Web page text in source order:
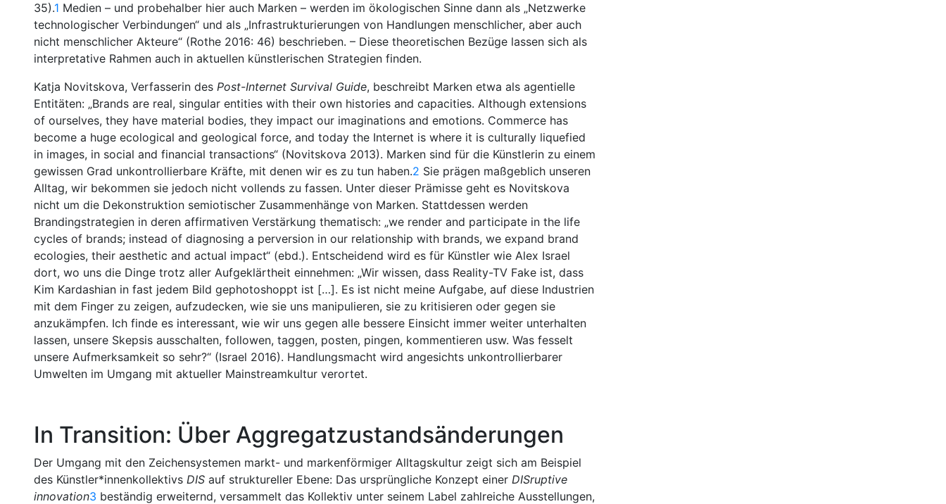
35).1 Medien – und probehalber hier auch Marken – werden im ökologischen Sinne dann als „Netzwerke
technologischer Verbindungen“ und als „Infrastrukturierungen von Handlungen menschlicher, aber auch
nicht menschlicher Akteure“ (Rothe 2016: 46) beschrieben. – Diese theoretischen Bezüge lassen sich als
interpretative Rahmen auch in aktuellen künstlerischen Strategien finden.
Katja Novitskova, Verfasserin des Post-Internet Survival Guide, beschreibt Marken etwa als agentielle
Entitäten: „Brands are real, singular entities with their own histories and capacities. Although extensions
of ourselves, they have material bodies, they impact our imaginations and emotions. Commerce has
become a huge ecological and geological force, and today the Internet is where it is culturally liquefied
in images, in social and financial transactions“ (Novitskova 2013). Marken sind für die Künstlerin zu einem
gewissen Grad unkontrollierbare Kräfte, mit denen wir es zu tun haben.2 Sie prägen maßgeblich unseren
Alltag, wir bekommen sie jedoch nicht vollends zu fassen. Unter dieser Prämisse geht es Novitskova
nicht um die Dekonstruktion semiotischer Zusammenhänge von Marken. Stattdessen werden
Brandingstrategien in deren affirmativen Verstärkung thematisch: „we render and participate in the life
cycles of brands; instead of diagnosing a perversion in our relationship with brands, we expand brand
ecologies, their aesthetic and actual impact“ (ebd.). Entscheidend wird es für Künstler wie Alex Israel
dort, wo uns die Dinge trotz aller Aufgeklärtheit einnehmen: „Wir wissen, dass Reality-TV Fake ist, dass
Kim Kardashian in fast jedem Bild gephotoshoppt ist […]. Es ist nicht meine Aufgabe, auf diese Industrien
mit dem Finger zu zeigen, aufzudecken, wie sie uns manipulieren, sie zu kritisieren oder gegen sie
anzukämpfen. Ich finde es interessant, wie wir uns gegen alle bessere Einsicht immer weiter unterhalten
lassen, unsere Skepsis ausschalten, followen, taggen, posten, pingen, kommentieren usw. Was fesselt
unsere Aufmerksamkeit so sehr?“ (Israel 2016). Handlungsmacht wird angesichts unkontrollierbarer
Umwelten im Umgang mit aktueller Mainstreamkultur verortet.
In Transition: Über Aggregatzustandsänderungen
Der Umgang mit den Zeichensystemen markt- und markenförmiger Alltagskultur zeigt sich am Beispiel
des Künstler*innenkollektivs DIS auf struktureller Ebene: Das ursprüngliche Konzept einer DISruptive
innovation3 beständig erweiternd, versammelt das Kollektiv unter seinem Label zahlreiche Ausstellungen,